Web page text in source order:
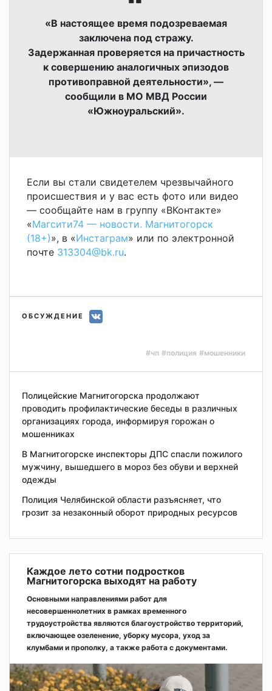
«В настоящее время подозреваемая
заключена под стражу.
Задержанная проверяется на причастность
к совершению аналогичных эпизодов
противоправной деятельности», —
сообщили в МО МВД России
«Южноуральский».
Если вы стали свидетелем чрезвычайного
происшествия и у вас есть фото или видео
— сообщайте нам в группу «ВКонтакте»
«Магсити74 — новости. Магнитогорск
(18+)», в «Инстаграм» или по электронной
почте 313304@bk.ru.
ОБСУЖДЕНИЕ
#чп #полиция #мошенники
Полицейские Магнитогорска продолжают
проводить профилактические беседы в различных
организациях города, информируя горожан о
мошенниках
В Магнитогорске инспекторы ДПС спасли пожилого
мужчину, вышедшего в мороз без обуви и верхней
одежды
Полиция Челябинской области разъясняет, что
грозит за незаконный оборот природных ресурсов
Каждое лето сотни подростков
Магнитогорска выходят на работу
Основными направлениями работ для
несовершеннолетних в рамках временного
трудоустройства являются благоустройство территорий,
включающее озеленение, уборку мусора, уход за
клумбами и прополку, а также работа с документами.